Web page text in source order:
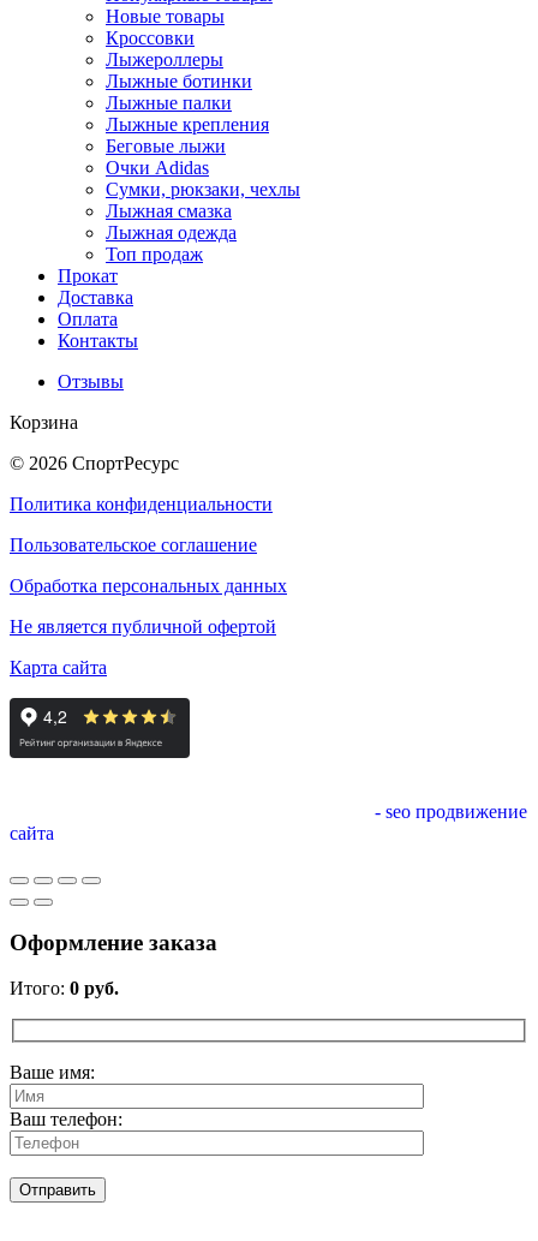
Новые товары
Кроссовки
Лыжероллеры
Лыжные ботинки
Лыжные палки
Лыжные крепления
Беговые лыжи
Очки Adidas
Сумки, рюкзаки, чехлы
Лыжная смазка
Лыжная одежда
Топ продаж
Прокат
Доставка
Оплата
Контакты
Отзывы
Корзина
© 2026 СпортРесурс
Политика конфиденциальности
Пользовательское соглашение
Обработка персональных данных
Не является публичной офертой
Карта сайта
- seo продвижение
сайта
Оформление заказа
Итого: 0 руб.
Ваше имя:
Ваш телефон: